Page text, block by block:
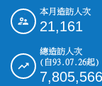
::: 本月造訪人次
21,161
總造訪人次
(自93.07.26起)
7,805,566